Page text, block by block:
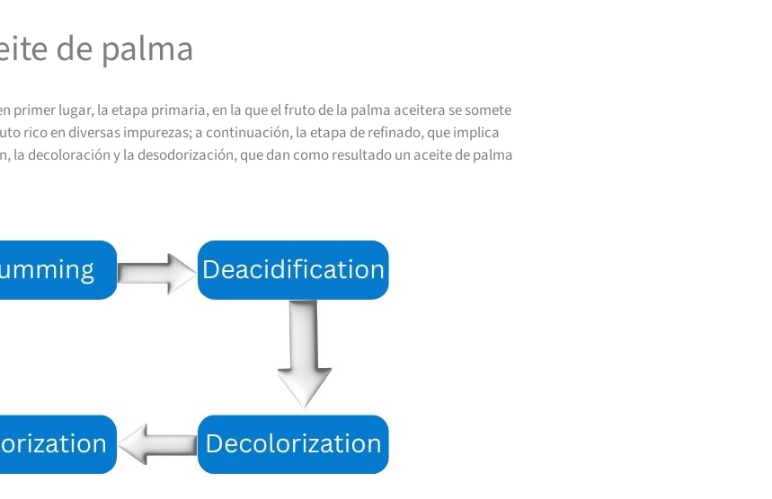
de palma
primer lugar, la etapa primaria, en la que el fruto de la palma aceitera se somete
rico en diversas impurezas; a continuación, la etapa de refinado, que implica
la decoloración y la desodorización, que dan como resultado un aceite de palma